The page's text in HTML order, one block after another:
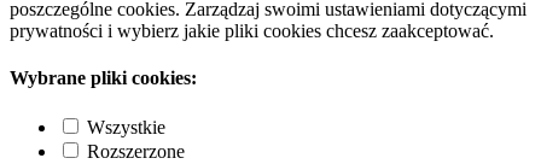
poszczególne cookies. Zarządzaj swoimi ustawieniami dotyczącymi
prywatności i wybierz jakie pliki cookies chcesz zaakceptować.
Wybrane pliki cookies:
Wszystkie
Rozszerzone